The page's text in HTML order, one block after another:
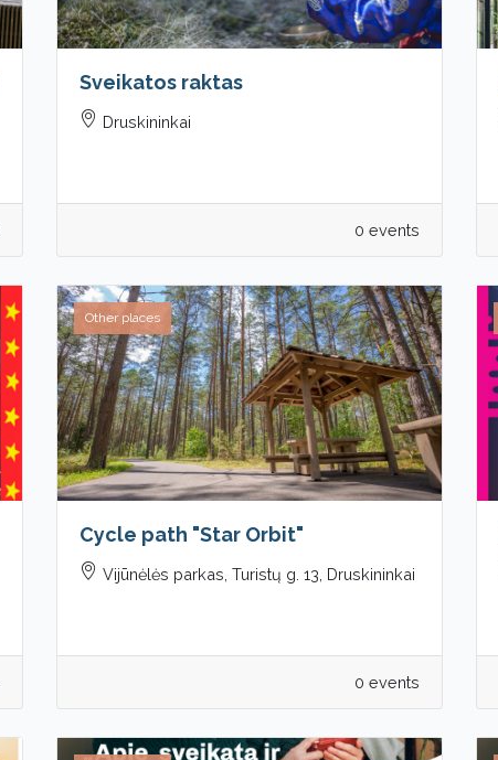
Sveikatos raktas
Druskininkai
0 events
Other places
Cycle path "Star Orbit"
Vijūnėlės parkas, Turistų g. 13, Druskininkai
0 events